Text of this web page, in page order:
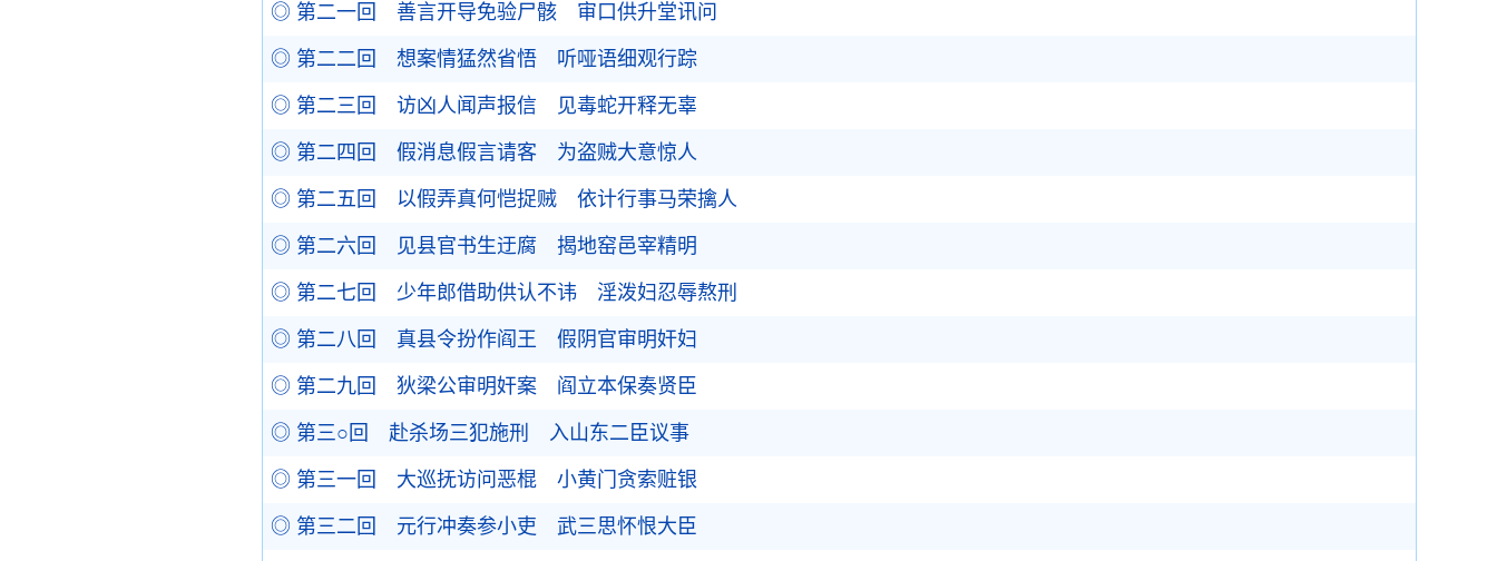
◎ 第二一回 善言开导免验尸骸 审口供升堂讯问
◎ 第二二回 想案情猛然省悟 听哑语细观行踪
◎ 第二三回 访凶人闻声报信 见毒蛇开释无辜
◎ 第二四回 假消息假言请客 为盗贼大意惊人
◎ 第二五回 以假弄真何恺捉贼 依计行事马荣擒人
◎ 第二六回 见县官书生迂腐 揭地窑邑宰精明
◎ 第二七回 少年郎借助供认不讳 淫泼妇忍辱熬刑
◎ 第二八回 真县令扮作阎王 假阴官审明奸妇
◎ 第二九回 狄梁公审明奸案 阎立本保奏贤臣
◎ 第三○回 赴杀场三犯施刑 入山东二臣议事
◎ 第三一回 大巡抚访问恶棍 小黄门贪索赃银
◎ 第三二回 元行冲奏参小吏 武三思怀恨大臣